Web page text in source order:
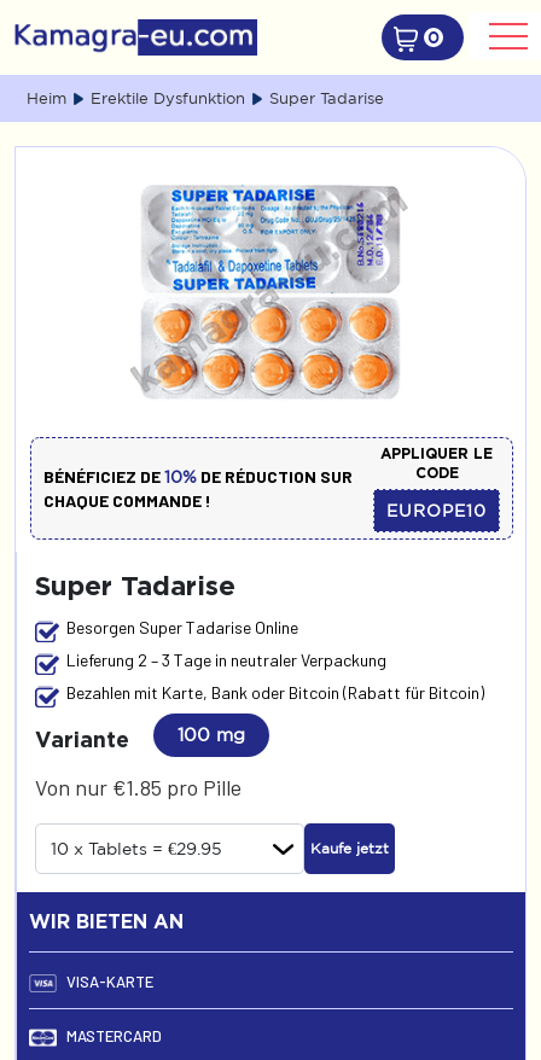
0
Heim Erektile Dysfunktion Super Tadarise
BÉNÉFICIEZ DE10% DE RÉDUCTION SUR
CHAQUE COMMANDE !
APPLIQUER LE
CODE
EUROPE10
Super Tadarise
Besorgen Super Tadarise Online
Lieferung 2 – 3 Tage in neutraler Verpackung
Bezahlen mit Karte, Bank oder Bitcoin (Rabatt für Bitcoin)
Variante 100 mg
Von nur €1.85 pro Pille
Kaufe jetzt
WIR BIETEN AN
VISA-KARTE
MASTERCARD